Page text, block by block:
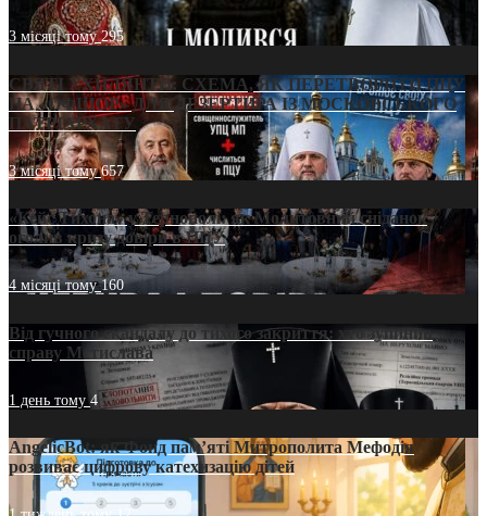
3 місяці тому295
СВЯТІ УХИЛЯНТИ: СХЕМА, ЯК ПЕРЕТВОРИТИ ПЦУ
НА «ОФШОР» ДЛЯ ДЕЗЕРТИРА ІЗ МОСКОВСЬКОГО
ПАТРІАРХАТУ
3 місяці тому657
«Кейс Тихона» у Тернополі: як Молитовний сніданок
оголив кризу довіри в ПЦУ
4 місяці тому160
Від гучного скандалу до тихого закриття: хто зупинив
справу Мстислава
1 день тому4
AngelicBot: як Фонд пам’яті Митрополита Мефодія
розвиває цифрову катехизацію дітей